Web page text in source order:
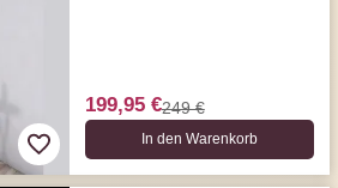
199,95 €249 €
In den Warenkorb